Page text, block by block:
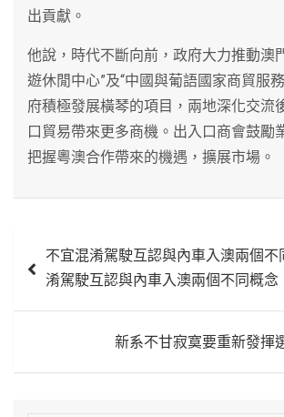
出貢獻。
他說，時代不斷向前，政府大力推動澳
遊休閒中心”及“中國與葡語國家商貿服
府積極發展橫琴的項目，兩地深化交流
口貿易帶來更多商機。出入口商會鼓勵
把握粵澳合作帶來的機遇，擴展市場。
章
不宜混淆駕駛互認與內車入澳兩個不
淆駕駛互認與內車入澳兩個不同概念
新系不甘寂寞要重新發揮